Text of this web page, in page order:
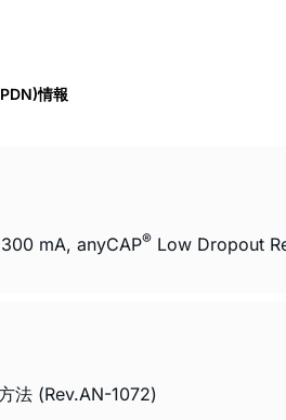
情報
mA, anyCAP® Low Dropout
法 (Rev.AN-1072)